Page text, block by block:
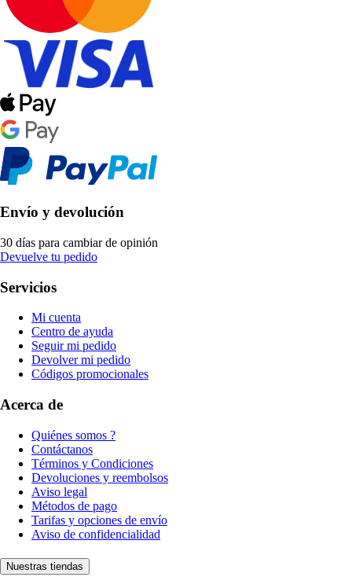
Envío y devolución
30 días para cambiar de opinión
Devuelve tu pedido
Servicios
Mi cuenta
Centro de ayuda
Seguir mi pedido
Devolver mi pedido
Códigos promocionales
Acerca de
Quiénes somos ?
Contáctanos
Términos y Condiciones
Devoluciones y reembolsos
Aviso legal
Métodos de pago
Tarifas y opciones de envío
Aviso de confidencialidad
Nuestras tiendas